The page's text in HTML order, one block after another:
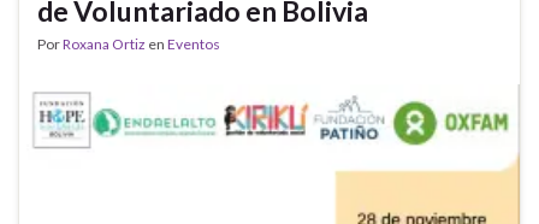
de Voluntariado en Bolivia
PorRoxana Ortiz en Eventos